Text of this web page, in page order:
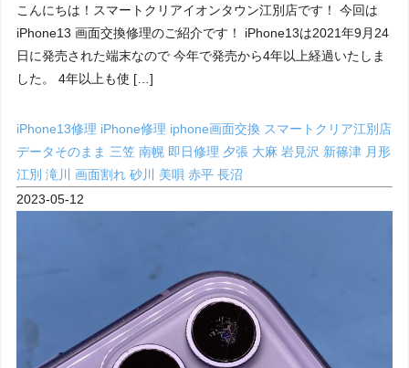
こんにちは！スマートクリアイオンタウン江別店です！ 今回は
iPhone13 画面交換修理のご紹介です！ iPhone13は2021年9月24
日に発売された端末なので 今年で発売から4年以上経過いたしま
した。 4年以上も使 […]
iPhone13修理 iPhone修理 iphone画面交換 スマートクリア江別店
データそのまま 三笠南幌 即日修理 夕張 大麻岩見沢 新篠津 月形
江別滝川画面割れ砂川 美唄赤平長沼
2023-05-12